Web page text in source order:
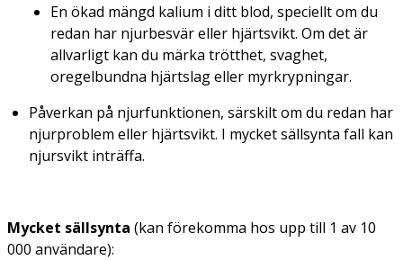
En ökad mängd kalium i ditt blod, speciellt om du
redan har njurbesvär eller hjärtsvikt. Om det är
allvarligt kan du märka trötthet, svaghet,
oregelbundna hjärtslag eller myrkrypningar.
Påverkan på njurfunktionen, särskilt om du redan har
njurproblem eller hjärtsvikt. I mycket sällsynta fall kan
njursvikt inträffa.
Mycket sällsynta (kan förekomma hos upp till 1 av 10
000 användare):